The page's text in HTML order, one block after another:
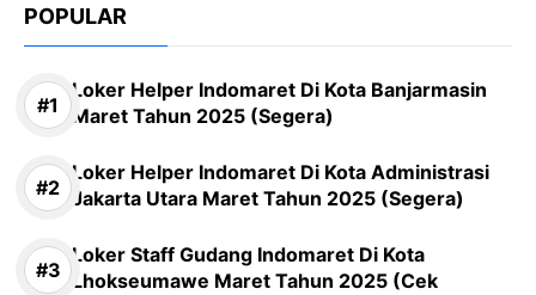
POPULAR
Loker Helper Indomaret Di Kota Banjarmasin
Maret Tahun 2025 (Segera)
Loker Helper Indomaret Di Kota Administrasi
Jakarta Utara Maret Tahun 2025 (Segera)
Loker Staff Gudang Indomaret Di Kota
Lhokseumawe Maret Tahun 2025 (Cek